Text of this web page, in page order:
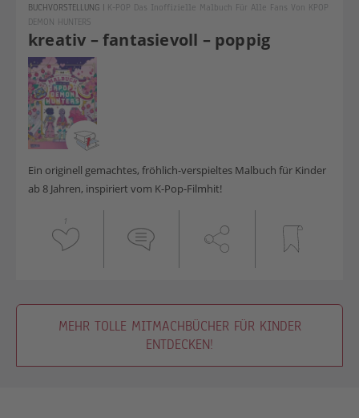
kreativ – fantasievoll – poppig
BUCHVORSTELLUNG | K-POP Das Inoffizielle Malbuch Für Alle Fans Von KPOP
DEMON HUNTERS
Ein originell gemachtes, fröhlich-verspieltes Malbuch für Kinder
ab 8 Jahren, inspiriert vom K-Pop-Filmhit!
1
MEHR TOLLE MITMACHBÜCHER FÜR KINDER
ENTDECKEN!